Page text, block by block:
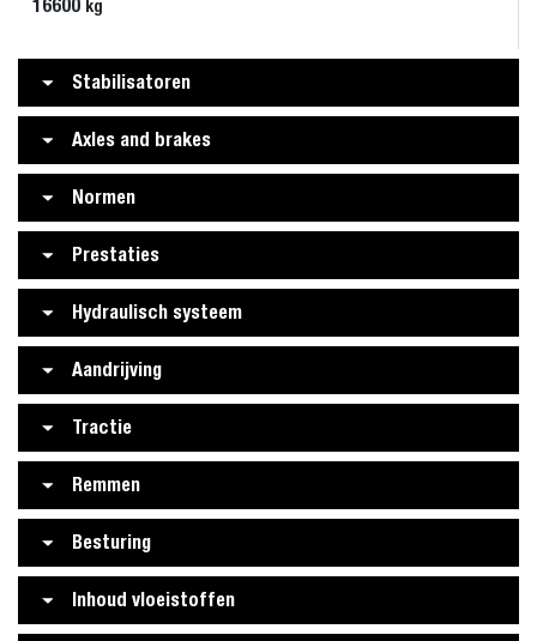
16600 kg
Stabilisatoren
Axles and brakes
Normen
Prestaties
Hydraulisch systeem
Aandrijving
Tractie
Remmen
Besturing
Inhoud vloeistoffen